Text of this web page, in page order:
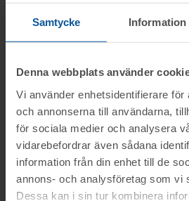
Samtycke Information
Denna webbplats använder
Vi använder enhetsidentifierare för
och annonserna till användarna,
för sociala medier och analysera
vidarebefordrar även sådana
information från din enhet till de
annons- och analysföretag som vi
Dessa kan i sin tur kombinera
Information
Objektet säljes i befintligt
Det är upp till köparen att
objektet vid angiven tid för
OBS! Lagda bud kan inte
Frågor
Kalle mob.nr: 076-1392895
Visning